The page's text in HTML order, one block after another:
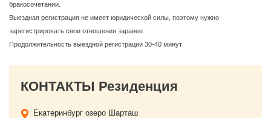
бракосочетании.
Выездная регистрация не имеет юридической силы, поэтому нужно
зарегистрировать свои отношения заранее.
Продолжительность выездной регистрации 30-40 минут
КОНТАКТЫ Резиденция
Екатеринбург озеро Шарташ